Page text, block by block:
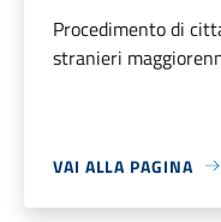
Procedimento di
stranieri
VAI ALLA PAGINA